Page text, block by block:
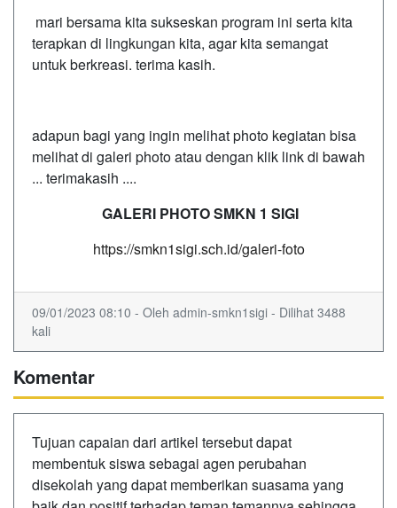
mari bersama kita sukseskan program ini serta kita
terapkan di lingkungan kita, agar kita semangat
untuk berkreasi. terima kasih.
adapun bagi yang ingin melihat photo kegiatan bisa
melihat di galeri photo atau dengan klik link di bawah
... terimakasih ....
GALERI PHOTO SMKN 1 SIGI
https://smkn1sigi.sch.id/galeri-foto
09/01/2023 08:10 - Oleh admin-smkn1sigi - Dilihat 3488
kali
Komentar
Tujuan capaian dari artikel tersebut dapat
membentuk siswa sebagai agen perubahan
disekolah yang dapat memberikan suasama yang